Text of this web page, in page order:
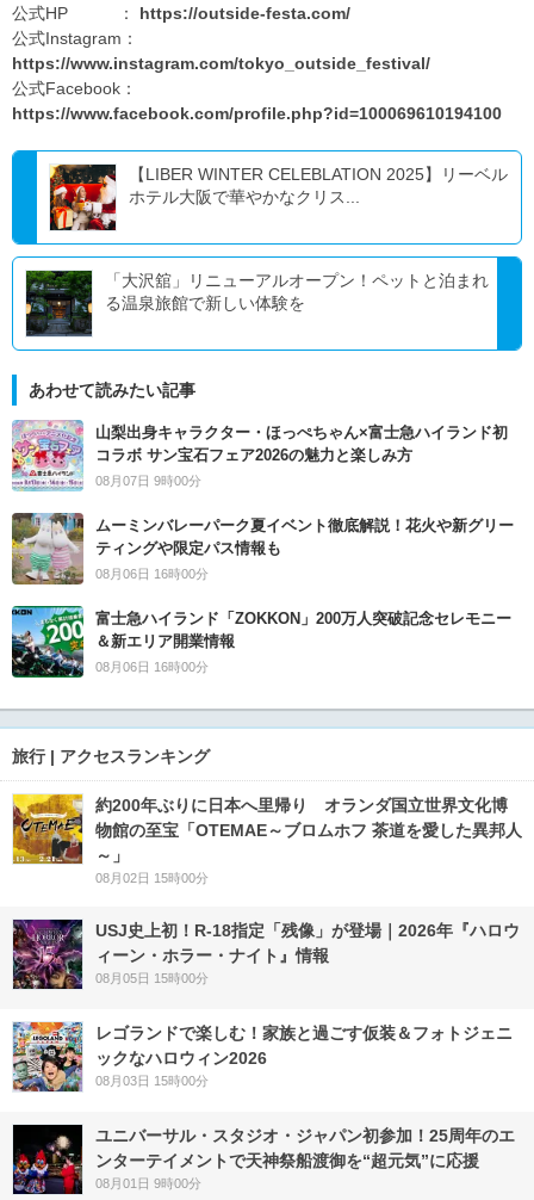
公式HP ： https://outside-festa.com/
公式Instagram：
https://www.instagram.com/tokyo_outside_festival/
公式Facebook：
https://www.facebook.com/profile.php?id=100069610194100
【LIBER WINTER CELEBLATION 2025】リーベル
ホテル大阪で華やかなクリス...
「大沢舘」リニューアルオープン！ペットと泊まれ
る温泉旅館で新しい体験を
あわせて読みたい記事
山梨出身キャラクター・ほっぺちゃん×富士急ハイランド初
コラボ サン宝石フェア2026の魅力と楽しみ方
08月07日 9時00分
ムーミンバレーパーク夏イベント徹底解説！花火や新グリー
ティングや限定パス情報も
08月06日 16時00分
富士急ハイランド「ZOKKON」200万人突破記念セレモニー
＆新エリア開業情報
08月06日 16時00分
旅行 | アクセスランキング
約200年ぶりに日本へ里帰り オランダ国立世界文化博
物館の至宝「OTEMAE～ブロムホフ 茶道を愛した異邦人
～」
08月02日 15時00分
USJ史上初！R-18指定「残像」が登場｜2026年『ハロウ
ィーン・ホラー・ナイト』情報
08月05日 15時00分
レゴランドで楽しむ！家族と過ごす仮装＆フォトジェニ
ックなハロウィン2026
08月03日 15時00分
ユニバーサル・スタジオ・ジャパン初参加！25周年のエ
ンターテイメントで天神祭船渡御を“超元気”に応援
08月01日 9時00分